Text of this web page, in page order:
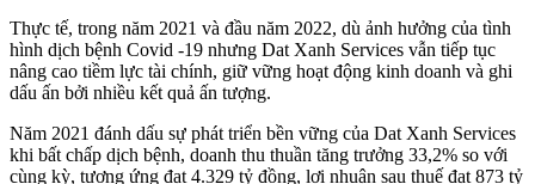
Thực tế, trong năm 2021 và đầu năm 2022, dù ảnh hưởng của tình
hình dịch bệnh Covid -19 nhưng Dat Xanh Services vẫn tiếp tục
nâng cao tiềm lực tài chính, giữ vững hoạt động kinh doanh và ghi
dấu ấn bởi nhiều kết quả ấn tượng.
Năm 2021 đánh dấu sự phát triển bền vững của Dat Xanh Services
khi bất chấp dịch bệnh, doanh thu thuần tăng trưởng 33,2% so với
cùng kỳ, tương ứng đạt 4.329 tỷ đồng, lợi nhuận sau thuế đạt 873 tỷ